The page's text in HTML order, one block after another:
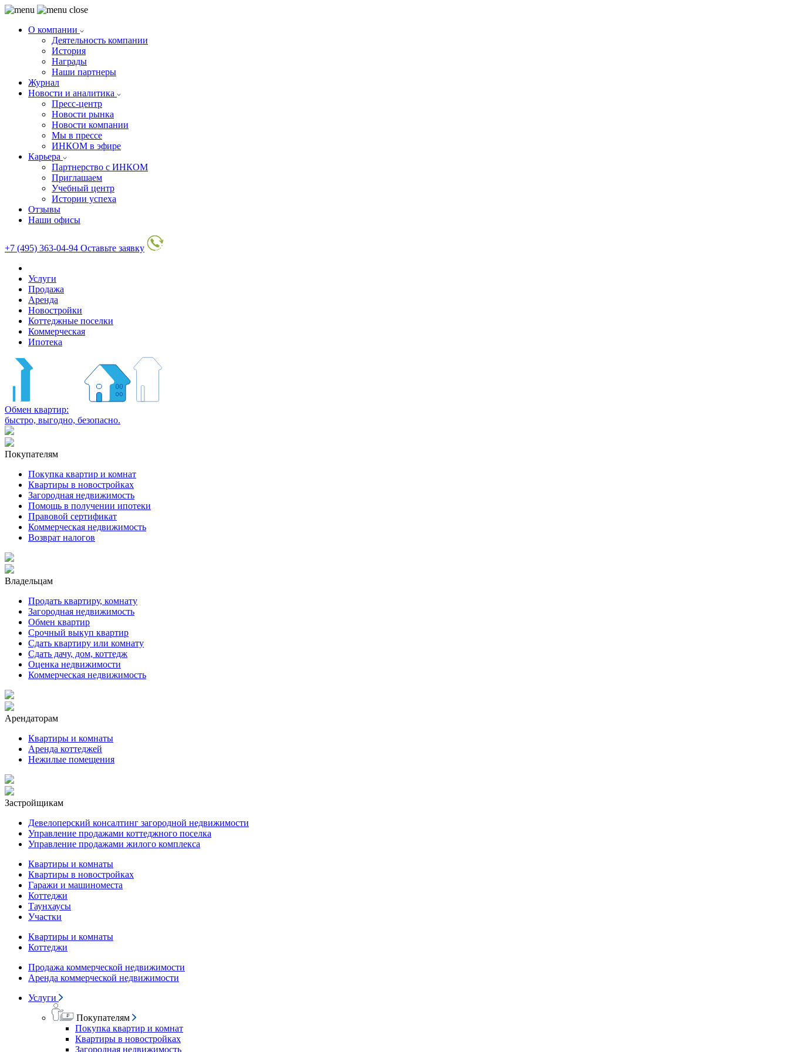
О компании
Деятельность компании
История
Награды
Наши партнеры
Журнал
Новости и аналитика
Пресс-центр
Новости рынка
Новости компании
Мы в прессе
ИНКОМ в эфире
Карьера
Партнерство с ИНКОМ
Приглашаем
Учебный центр
Истории успеха
Отзывы
Наши офисы
+7 (495) 363-04-94 Оставьте заявку
Услуги
Продажа
Аренда
Новостройки
Коттеджные поселки
Коммерческая
Ипотека
Обмен квартир:
быстро, выгодно, безопасно.
Покупателям
Покупка квартир и комнат
Квартиры в новостройках
Загородная недвижимость
Помощь в получении ипотеки
Правовой сертификат
Коммерческая недвижимость
Возврат налогов
Владельцам
Продать квартиру, комнату
Загородная недвижимость
Обмен квартир
Срочный выкуп квартир
Сдать квартиру или комнату
Сдать дачу, дом, коттедж
Оценка недвижимости
Коммерческая недвижимость
Арендаторам
Квартиры и комнаты
Аренда коттеджей
Нежилые помещения
Застройщикам
Девелоперский консалтинг загородной недвижимости
Управление продажами коттеджного поселка
Управление продажами жилого комплекса
Квартиры и комнаты
Квартиры в новостройках
Гаражи и машиноместа
Коттеджи
Таунхаусы
Участки
Квартиры и комнаты
Коттеджи
Продажа коммерческой недвижимости
Аренда коммерческой недвижимости
Услуги
Покупателям
Покупка квартир и комнат
Квартиры в новостройках
Загородная недвижимость